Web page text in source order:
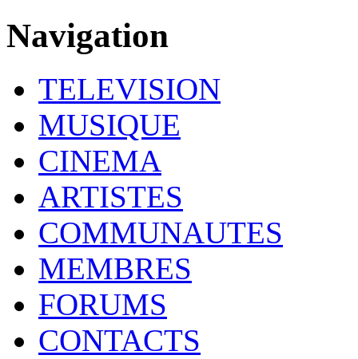
Navigation
TELEVISION
MUSIQUE
CINEMA
ARTISTES
COMMUNAUTES
MEMBRES
FORUMS
CONTACTS